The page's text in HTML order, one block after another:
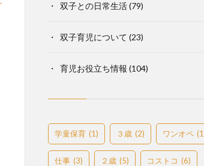
双子との日常生活(79)
双子育児について (23)
育児お役立ち情報 (104)
学童保育 (1) ３歳 (2) ワンオペ
仕事 (3) ２歳 (5) コストコ (6)